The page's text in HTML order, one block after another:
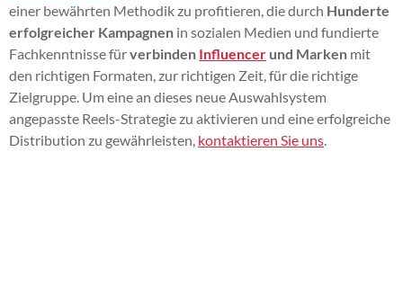
einer bewährten Methodik zu profitieren, die durch Hunderte
erfolgreicher Kampagnen in sozialen Medien und fundierte
Fachkenntnisse fürverbinden Influencer und Marken mit
den richtigen Formaten, zur richtigen Zeit, für die richtige
Zielgruppe. Um eine an dieses neue Auswahlsystem
angepasste Reels-Strategie zu aktivieren und eine erfolgreiche
Distribution zu gewährleisten, kontaktieren Sie uns.